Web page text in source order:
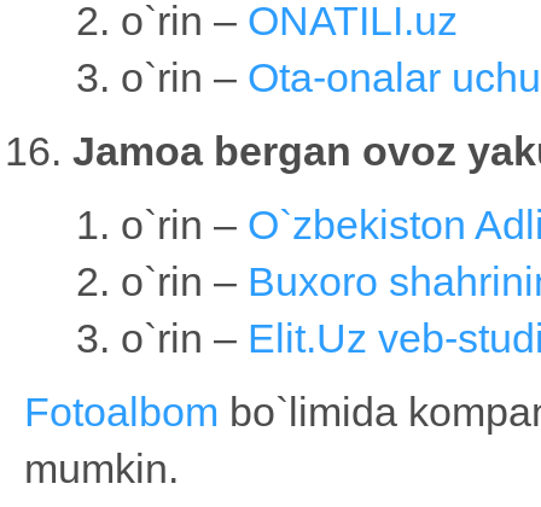
o`rin – ONATILI.uz
o`rin – Ota-onalar
Jamoa bergan ovoz
o`rin – O`zbekiston
o`rin – Buxoro
o`rin – Elit.Uz veb-
Fotoalbom bo`limida
mumkin.